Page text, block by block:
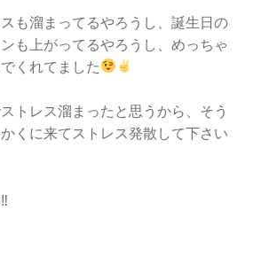
も溜まってるやろうし、誕生日の
も上がってるやろうし、めっちゃ
くれてました
トレス溜まったと思うから、そう
くに来てストレス発散して下さい